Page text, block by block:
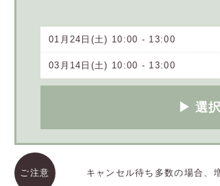
01月24日(土) 10:00 - 13:00
03月14日(土) 10:00 - 13:00
▶ 選
ご注意 キャンセル待ち多数の場合、